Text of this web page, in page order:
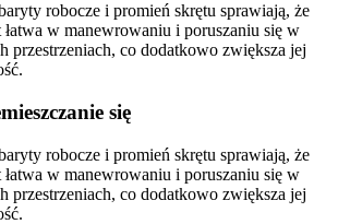
robocze i promień skrętu sprawiają, że
łatwa w manewrowaniu i poruszaniu się w
przestrzeniach, co dodatkowo zwiększa jej
się
robocze i promień skrętu sprawiają, że
łatwa w manewrowaniu i poruszaniu się w
przestrzeniach, co dodatkowo zwiększa jej